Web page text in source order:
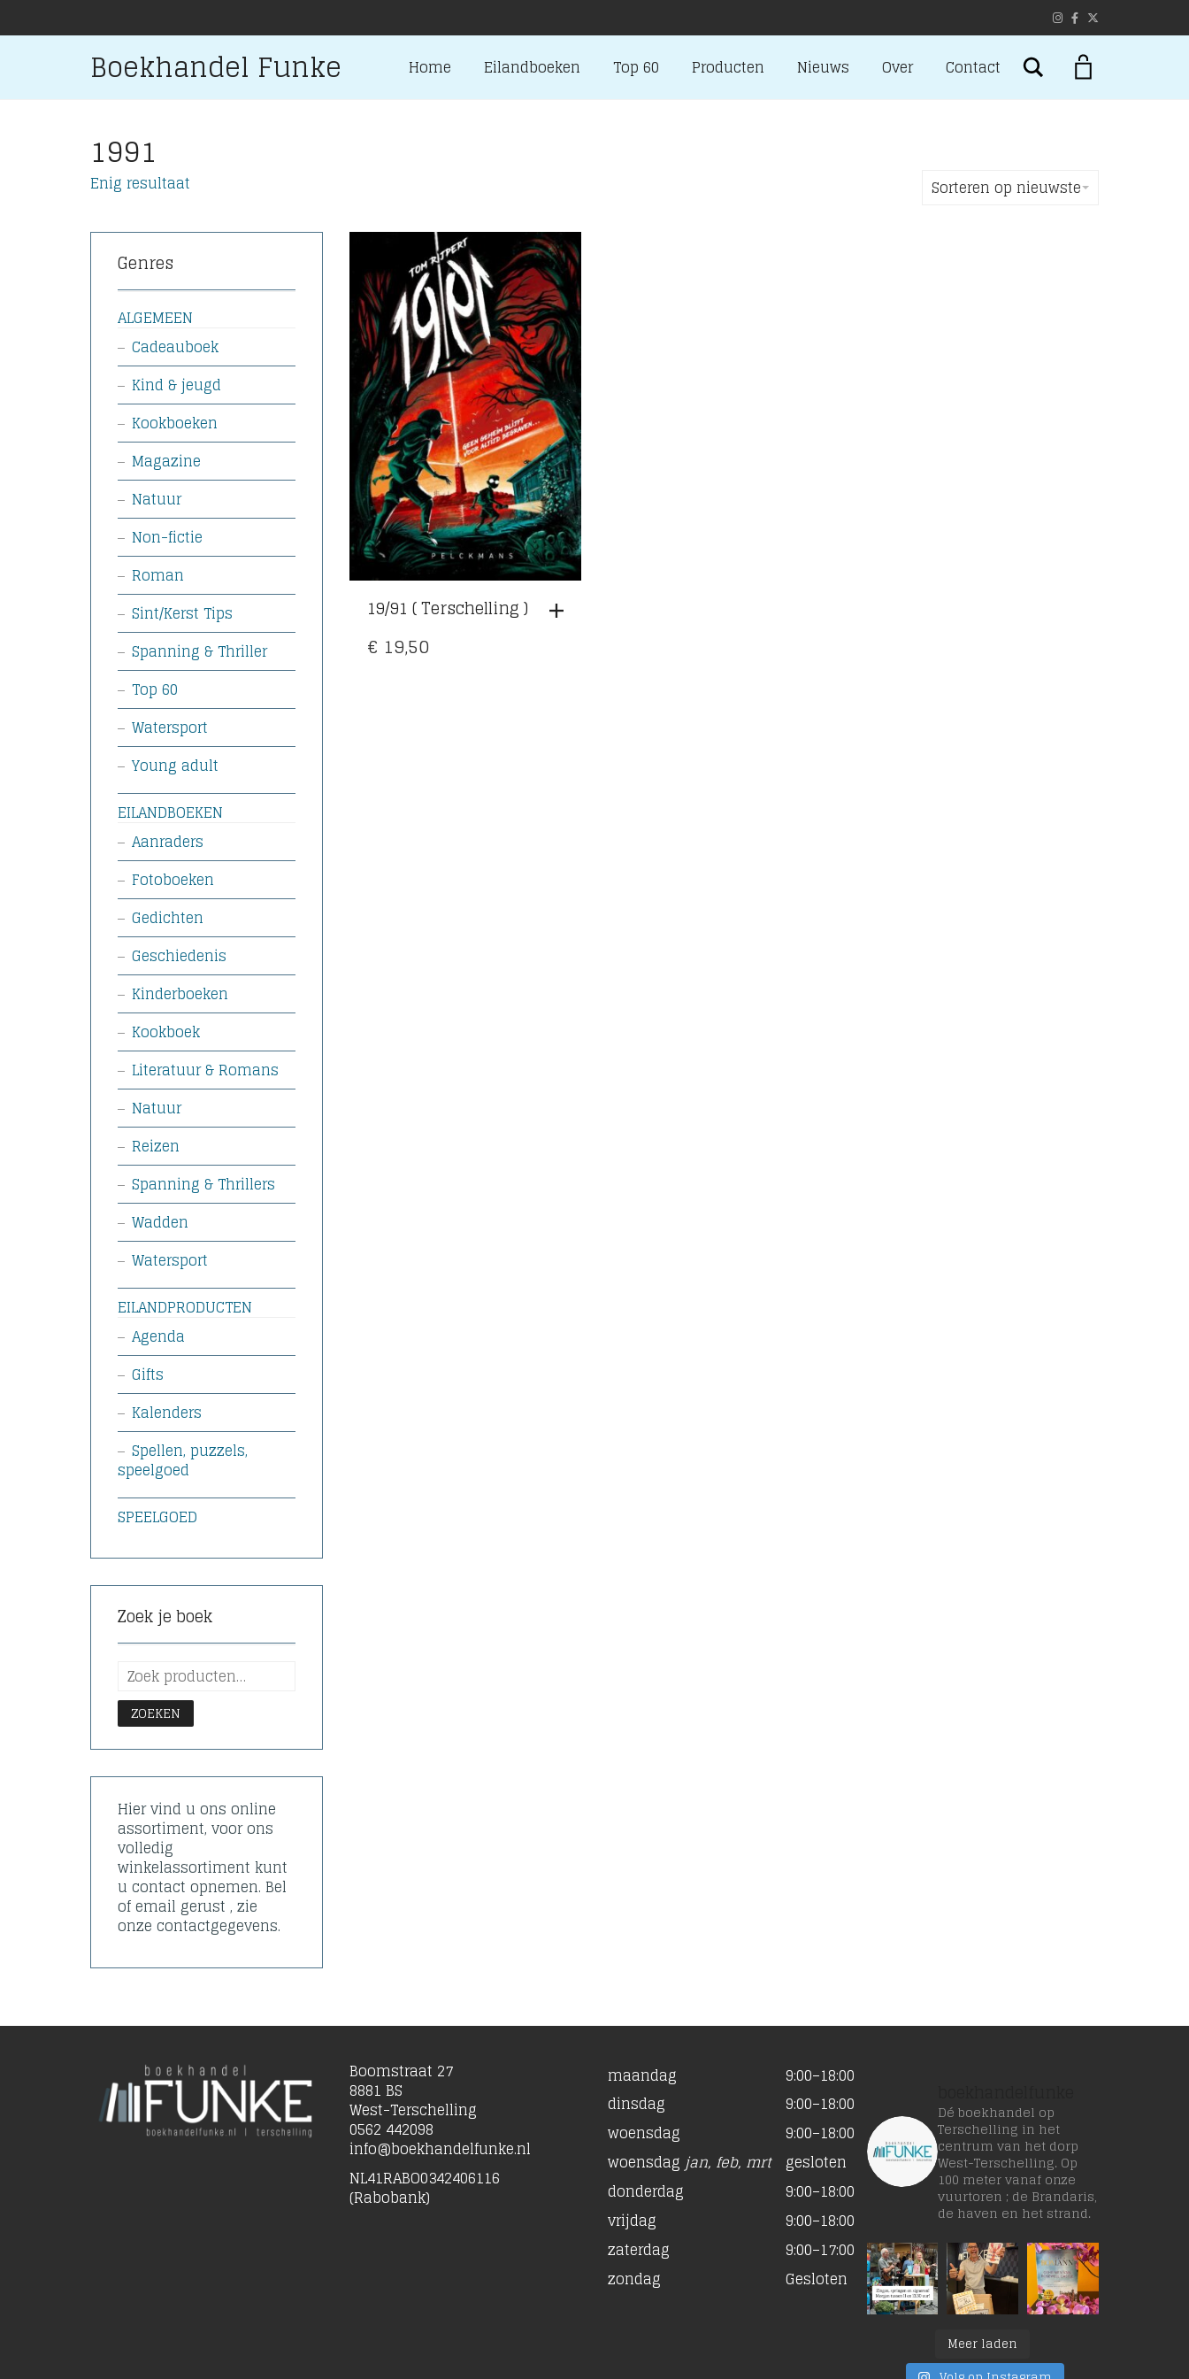
Boekhandel Funke Home Eilandboeken Top 60 Producten Nieuws Over Contact Search
1991
Enig resultaat Sorteren op nieuwste
19/91 ( Terschelling )
€ 19,50
Genres
ALGEMEEN
Cadeauboek
Kind & jeugd
Kookboeken
Magazine
Natuur
Non-fictie
Roman
Sint/Kerst Tips
Spanning & Thriller
Top 60
Watersport
Young adult
EILANDBOEKEN
Aanraders
Fotoboeken
Gedichten
Geschiedenis
Kinderboeken
Kookboek
Literatuur & Romans
Natuur
Reizen
Spanning & Thrillers
Wadden
Watersport
EILANDPRODUCTEN
Agenda
Gifts
Kalenders
Spellen, puzzels,
speelgoed
SPEELGOED
Zoek je boek
ZOEKEN
Hier vind u ons online
assortiment, voor ons
volledig
winkelassortiment kunt
u contact opnemen. Bel
of email gerust , zie
onze contactgegevens.
Boomstraat 27
8881 BS
West-Terschelling
0562 442098
info@boekhandelfunke.nl
NL41RABO0342406116
(Rabobank)
maandag
9:00–18:00
dinsdag
9:00–18:00
woensdag
9:00–18:00
woensdag jan, feb, mrt
gesloten
donderdag
9:00–18:00
vrijdag
9:00–18:00
zaterdag
9:00–17:00
zondag
Gesloten
Dé boekhandel op
Terschelling in het
centrum van het dorp
West-Terschelling. Op
100 meter vanaf onze
vuurtoren ; de Brandaris,
de haven en het strand.
Meer laden